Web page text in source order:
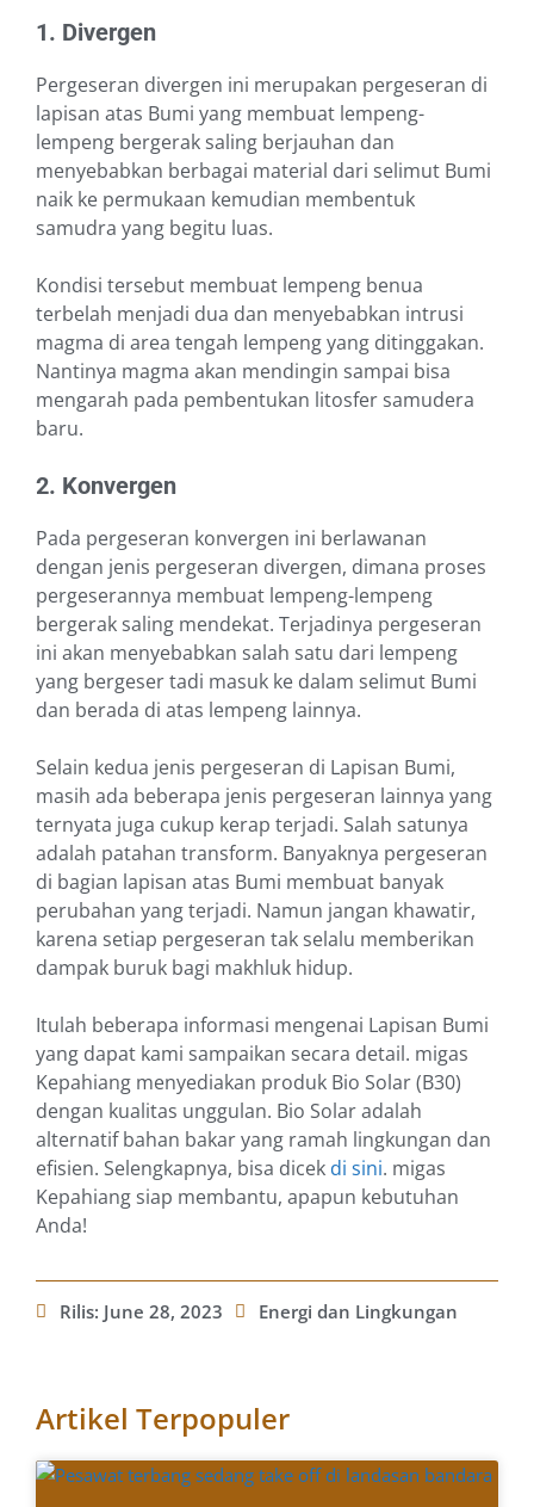
1. Divergen
Pergeseran divergen ini merupakan pergeseran di
lapisan atas Bumi yang membuat lempeng-
lempeng bergerak saling berjauhan dan
menyebabkan berbagai material dari selimut Bumi
naik ke permukaan kemudian membentuk
samudra yang begitu luas.
Kondisi tersebut membuat lempeng benua
terbelah menjadi dua dan menyebabkan intrusi
magma di area tengah lempeng yang ditinggakan.
Nantinya magma akan mendingin sampai bisa
mengarah pada pembentukan litosfer samudera
baru.
2. Konvergen
Pada pergeseran konvergen ini berlawanan
dengan jenis pergeseran divergen, dimana proses
pergeserannya membuat lempeng-lempeng
bergerak saling mendekat. Terjadinya pergeseran
ini akan menyebabkan salah satu dari lempeng
yang bergeser tadi masuk ke dalam selimut Bumi
dan berada di atas lempeng lainnya.
Selain kedua jenis pergeseran di Lapisan Bumi,
masih ada beberapa jenis pergeseran lainnya yang
ternyata juga cukup kerap terjadi. Salah satunya
adalah patahan transform. Banyaknya pergeseran
di bagian lapisan atas Bumi membuat banyak
perubahan yang terjadi. Namun jangan khawatir,
karena setiap pergeseran tak selalu memberikan
dampak buruk bagi makhluk hidup.
Itulah beberapa informasi mengenai Lapisan Bumi
yang dapat kami sampaikan secara detail. migas
Kepahiang menyediakan produk Bio Solar (B30)
dengan kualitas unggulan. Bio Solar adalah
alternatif bahan bakar yang ramah lingkungan dan
efisien. Selengkapnya, bisa dicek di sini. migas
Kepahiang siap membantu, apapun kebutuhan
Anda!
Rilis: June 28, 2023 Energi dan Lingkungan
Artikel Terpopuler